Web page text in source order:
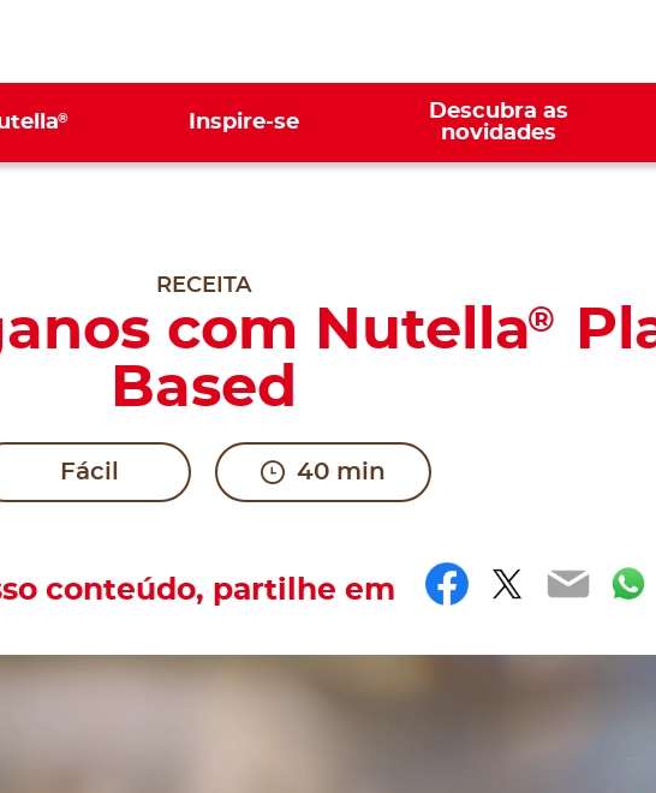
® Inspire-se
Descubra as
novidades
RECEITA
com Nutella®
Based
Fácil 40 min
conteúdo, partilhe em Facebook
Twitter
Email